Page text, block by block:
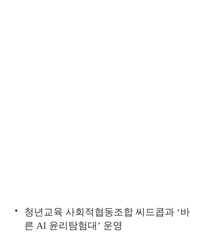
청년교육 사회적협동조합 씨드콥과 ‘바
른 AI 윤리탐험대’ 운영